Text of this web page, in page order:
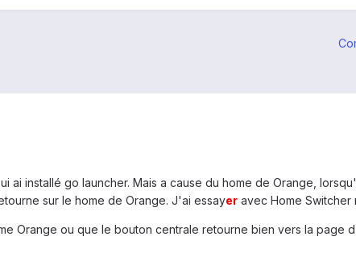
ai installé go launcher. Mais a cause du home de Orange,
sur le home de Orange. J'ai essayer avec Home Switcher
Orange ou que le bouton centrale retourne bien vers la page